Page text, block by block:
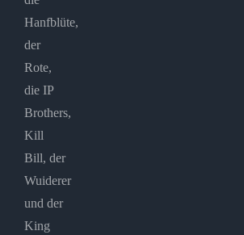
Hanfblüte,
der
Rote,
die IP
Brothers,
Kill
Bill, der
Wuiderer
und der
King